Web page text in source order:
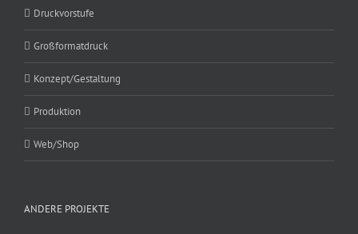
Druckvorstufe
Großformatdruck
Konzept/Gestaltung
Produktion
Web/Shop
ANDERE PROJEKTE